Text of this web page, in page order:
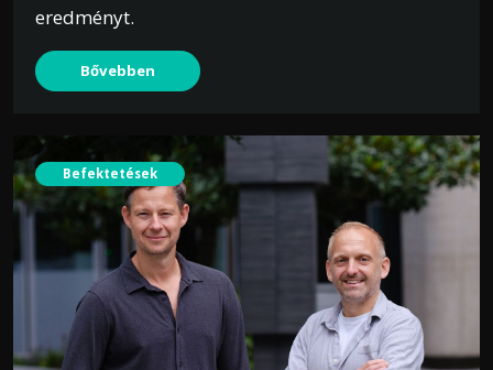
eredményt.
Bővebben
Befektetések